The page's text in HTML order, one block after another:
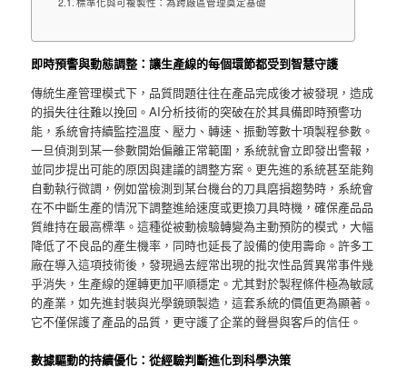
即時預警與動態調整：讓生產線的每個環節都受到智慧守護
傳統生產管理模式下，品質問題往往在產品完成後才被發現，造成
的損失往往難以挽回。AI分析技術的突破在於其具備即時預警功
能，系統會持續監控溫度、壓力、轉速、振動等數十項製程參數。
一旦偵測到某一參數開始偏離正常範圍，系統就會立即發出警報，
並同步提出可能的原因與建議的調整方案。更先進的系統甚至能夠
自動執行微調，例如當檢測到某台機台的刀具磨損趨勢時，系統會
在不中斷生產的情況下調整進給速度或更換刀具時機，確保產品品
質維持在最高標準。這種從被動檢驗轉變為主動預防的模式，大幅
降低了不良品的產生機率，同時也延長了設備的使用壽命。許多工
廠在導入這項技術後，發現過去經常出現的批次性品質異常事件幾
乎消失，生產線的運轉更加平順穩定。尤其對於製程條件極為敏感
的產業，如先進封裝與光學鏡頭製造，這套系統的價值更為顯著。
它不僅保護了產品的品質，更守護了企業的聲譽與客戶的信任。
數據驅動的持續優化：從經驗判斷進化到科學決策